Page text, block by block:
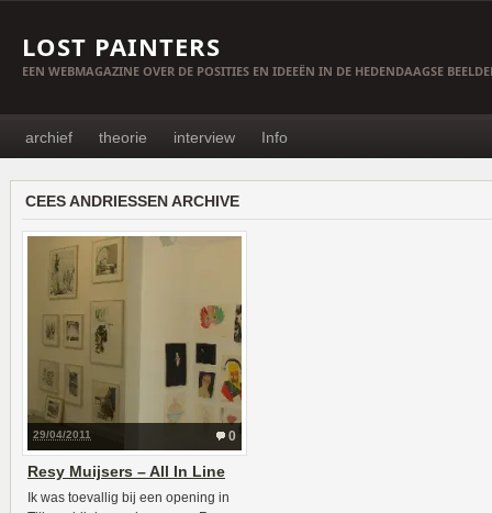
LOST PAINTERS
EEN WEBMAGAZINE OVER DE POSITIES EN IDEEËN IN DE HEDENDAAGSE
archief theorie interview Info
CEES ANDRIESSEN ARCHIVE
0
29/04/2011
Resy Muijsers – All In Line
Ik was toevallig bij een opening in